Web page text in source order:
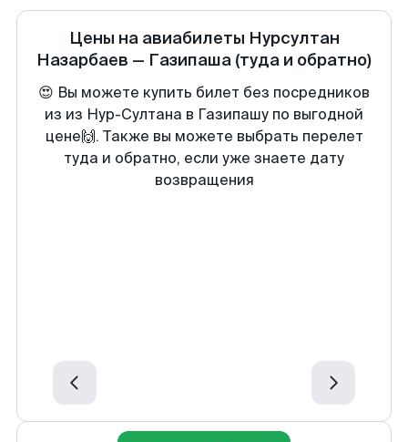
Цены на авиабилеты Нурсултан
Назарбаев — Газипаша (туда и обратно)
😍 Вы можете купить билет без посредников
из из Нур-Султана в Газипашу по выгодной
цене🙌. Также вы можете выбрать перелет
туда и обратно, если уже знаете дату
возвращения